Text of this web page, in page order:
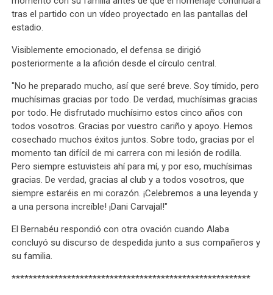
tras el partido con un vídeo proyectado en las pantallas del
estadio.
Visiblemente emocionado, el defensa se dirigió
posteriormente a la afición desde el círculo central.
"No he preparado mucho, así que seré breve. Soy tímido, pero
muchísimas gracias por todo. De verdad, muchísimas gracias
por todo. He disfrutado muchísimo estos cinco años con
todos vosotros. Gracias por vuestro cariño y apoyo. Hemos
cosechado muchos éxitos juntos. Sobre todo, gracias por el
momento tan difícil de mi carrera con mi lesión de rodilla.
Pero siempre estuvisteis ahí para mí, y por eso, muchísimas
gracias. De verdad, gracias al club y a todos vosotros, que
siempre estaréis en mi corazón. ¡Celebremos a una leyenda y
a una persona increíble! ¡Dani Carvajal!"
El Bernabéu respondió con otra ovación cuando Alaba
concluyó su discurso de despedida junto a sus compañeros y
su familia.
********************************************************